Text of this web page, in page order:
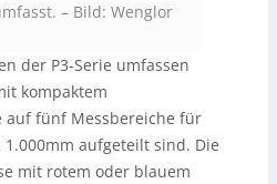
– Bild: Wenglor
der P3-Serie umfassen
kompaktem
auf fünf Messbereiche für
aufgeteilt sind. Die
mit rotem oder blauem